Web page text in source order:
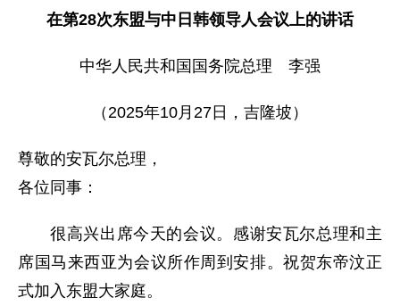
在第28次东盟与中日韩领导人会议上的讲话
中华人民共和国国务院总理 李强
（2025年10月27日，吉隆坡）
尊敬的安瓦尔总理，
各位同事：
很高兴出席今天的会议。感谢安瓦尔总理和主
席国马来西亚为会议所作周到安排。祝贺东帝汶正
式加入东盟大家庭。